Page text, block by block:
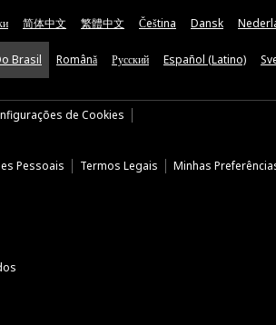
简体中文 繁體中文 Čeština Dansk
Brasil Română Русский Español (Latino)
de Cookies
Pessoais Termos Legais Minhas